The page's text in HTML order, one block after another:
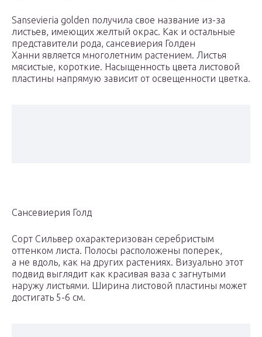
Sansevieria golden получила свое название из-за
листьев, имеющих желтый окрас. Как и остальные
представители рода, сансевиерия Голден
Ханни является многолетним растением. Листья
мясистые, короткие. Насыщенность цвета листовой
пластины напрямую зависит от освещенности цветка.
Сансевиерия Голд
Сорт Сильвер охарактеризован серебристым
оттенком листа. Полосы расположены поперек,
а не вдоль, как на других растениях. Визуально этот
подвид выглядит как красивая ваза с загнутыми
наружу листьями. Ширина листовой пластины может
достигать 5-6 см.